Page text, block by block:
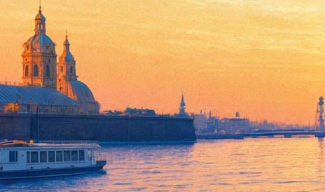
Вечер памяти Эдуарда Хиля